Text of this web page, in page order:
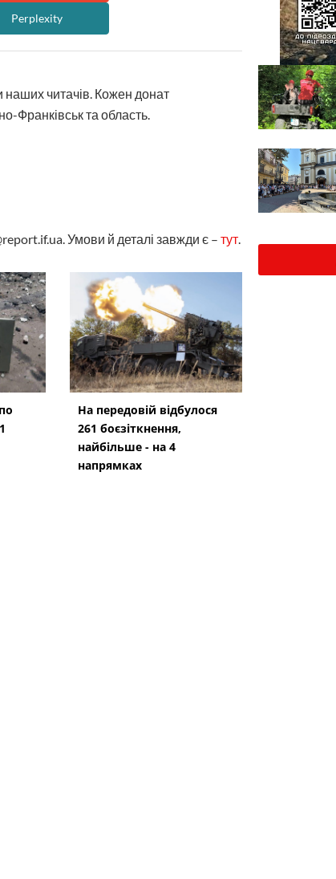
Perplexity
наших читачів. Кожен донат
Франківськ та область.
Умови й деталі завжди є – тут.
На передовій відбулося
261 боєзіткнення,
найбільше - на 4
напрямках